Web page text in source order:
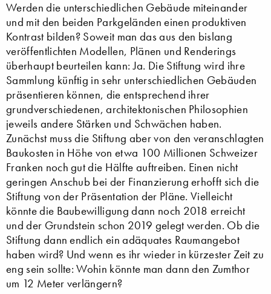
Werden die unterschiedlichen Gebäude miteinander
und mit den beiden Parkgeländen einen produktiven
Kontrast bilden? Soweit man das aus den bislang
veröffentlichten Modellen, Plänen und Renderings
überhaupt beurteilen kann: Ja. Die Stiftung wird ihre
Sammlung künftig in sehr unterschiedlichen Gebäuden
präsentieren können, die entsprechend ihrer
grundverschiedenen, architektonischen Philosophien
jeweils andere Stärken und Schwächen haben.
Zunächst muss die Stiftung aber von den veranschlagten
Baukosten in Höhe von etwa 100 Millionen Schweizer
Franken noch gut die Hälfte auftreiben. Einen nicht
geringen Anschub bei der Finanzierung erhofft sich die
Stiftung von der Präsentation der Pläne. Vielleicht
könnte die Baubewilligung dann noch 2018 erreicht
und der Grundstein schon 2019 gelegt werden. Ob die
Stiftung dann endlich ein adäquates Raumangebot
haben wird? Und wenn es ihr wieder in kürzester Zeit zu
eng sein sollte: Wohin könnte man dann den Zumthor
um 12 Meter verlängern?